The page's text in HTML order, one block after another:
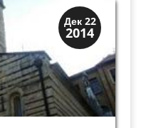
Дек 22
2014